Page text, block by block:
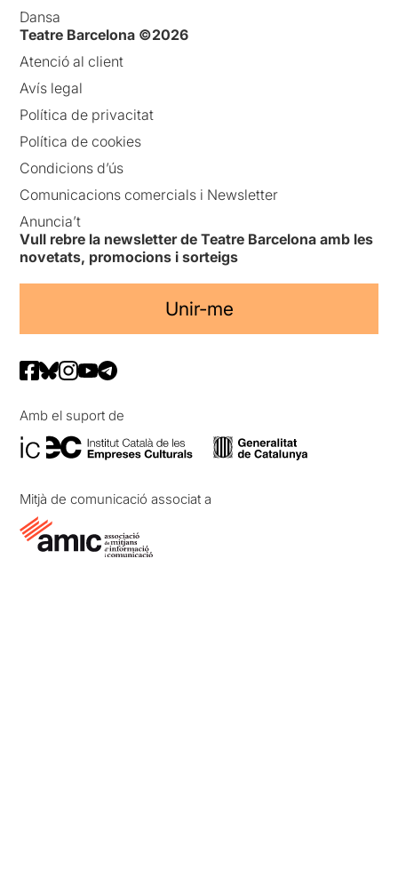
Dansa
Teatre Barcelona ©2026
Atenció al client
Avís legal
Política de privacitat
Política de cookies
Condicions d’ús
Comunicacions comercials i Newsletter
Anuncia’t
Vull rebre la newsletter de Teatre Barcelona amb les
novetats, promocions i sorteigs
Unir-me
Amb el suport de
Mitjà de comunicació associat a